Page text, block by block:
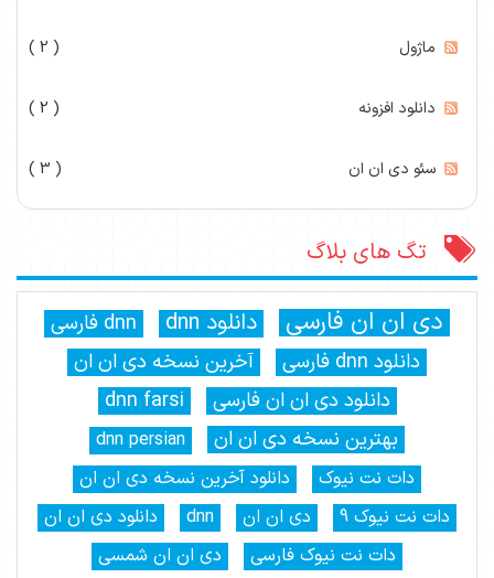
ماژول ( 2 )
دانلود افزونه ( 2 )
سئو دی ان ان ( 3 )
تگ های بلاگ
دی ان ان فارسی دانلود dnn
dnn فارسی
دانلود dnn فارسی
آخرین نسخه دی ان ان
دانلود دی ان ان فارسی
dnn farsi
بهترین نسخه دی ان ان
dnn persian
دات نت نیوک
دانلود آخرین نسخه دی ان ان
دات نت نیوک 9
دی ان ان dnn
دانلود دی ان ان
دات نت نیوک فارسی
دی ان ان شمسی